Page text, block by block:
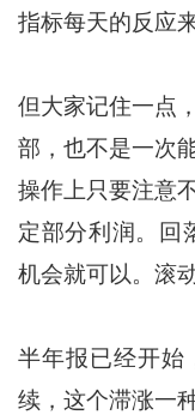
指标每天的反应
但大家记住一点
部，也不是一次
操作上只要注意
定部分利润。回
机会就可以。滚
半年报已经开始
续，这个滞涨一